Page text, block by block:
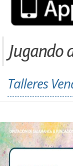
Jugando
Talleres